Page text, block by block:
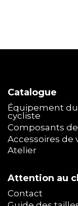
Catalogue
Équipement du
cycliste
Composants
Accessoires de
Atelier
Attention au
Contact